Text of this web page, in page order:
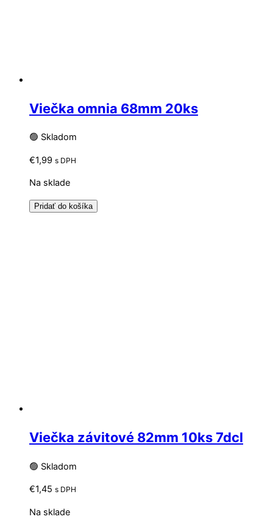
Viečka omnia 68mm 20ks
🟢 Skladom
€1,99 s DPH
Na sklade
Pridať do košíka
Viečka závitové 82mm 10ks 7dcl
🟢 Skladom
€1,45 s DPH
Na sklade